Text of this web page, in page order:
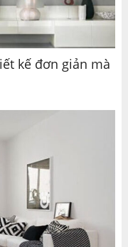
kế đơn giản mà